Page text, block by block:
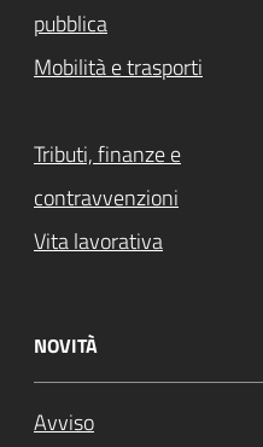
pubblica
Mobilità e trasporti
Tributi, finanze e
contravvenzioni
Vita lavorativa
NOVITÀ
Avviso